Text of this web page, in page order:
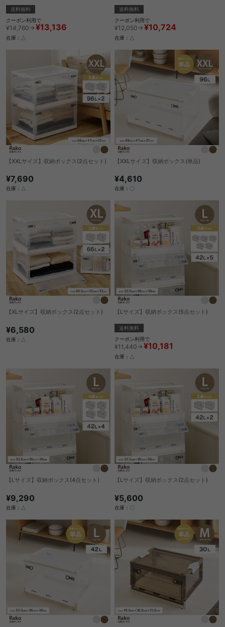
送料無料
クーポン利用で
¥14,760→ ¥13,136
在庫：△
送料無料
クーポン利用で
¥12,050→ ¥10,724
在庫：△
【XXLサイズ】収納ボックス(2点セット)
¥7,690
在庫：△
【XXLサイズ】収納ボックス(単品)
¥4,610
在庫：〇
【XLサイズ】収納ボックス(2点セット)
¥6,580
在庫：△
【Lサイズ】収納ボックス(5点セット)
送料無料
クーポン利用で
¥11,440→ ¥10,181
在庫：△
【Lサイズ】収納ボックス(4点セット)
¥9,290
在庫：△
【Lサイズ】収納ボックス(2点セット)
¥5,600
在庫：〇